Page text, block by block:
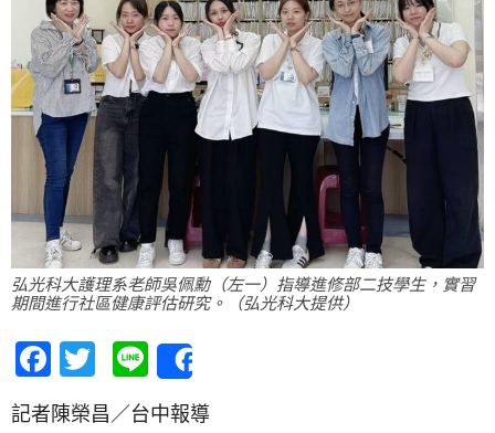
弘光科大護理系老師吳佩勳（左一）指導進修部二技學生，實習
期間進行社區健康評估研究。（弘光科大提供）
Facebook
Twitter
Line
記者陳榮昌／台中報導